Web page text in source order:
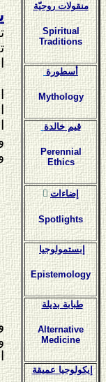
منقولات روحيّة
Spiritual
Traditions
أسطورة
Mythology
قيم خالدة
Perennial
Ethics
ٍإضاءات
Spotlights
إبستمولوجيا
Epistemology
طبابة بديلة
Alternative
Medicine
إيكولوجيا عميقة